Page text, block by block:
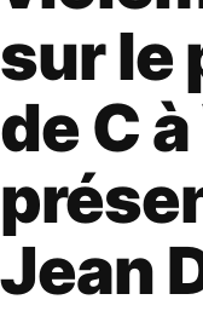
sur le
de C
Jean